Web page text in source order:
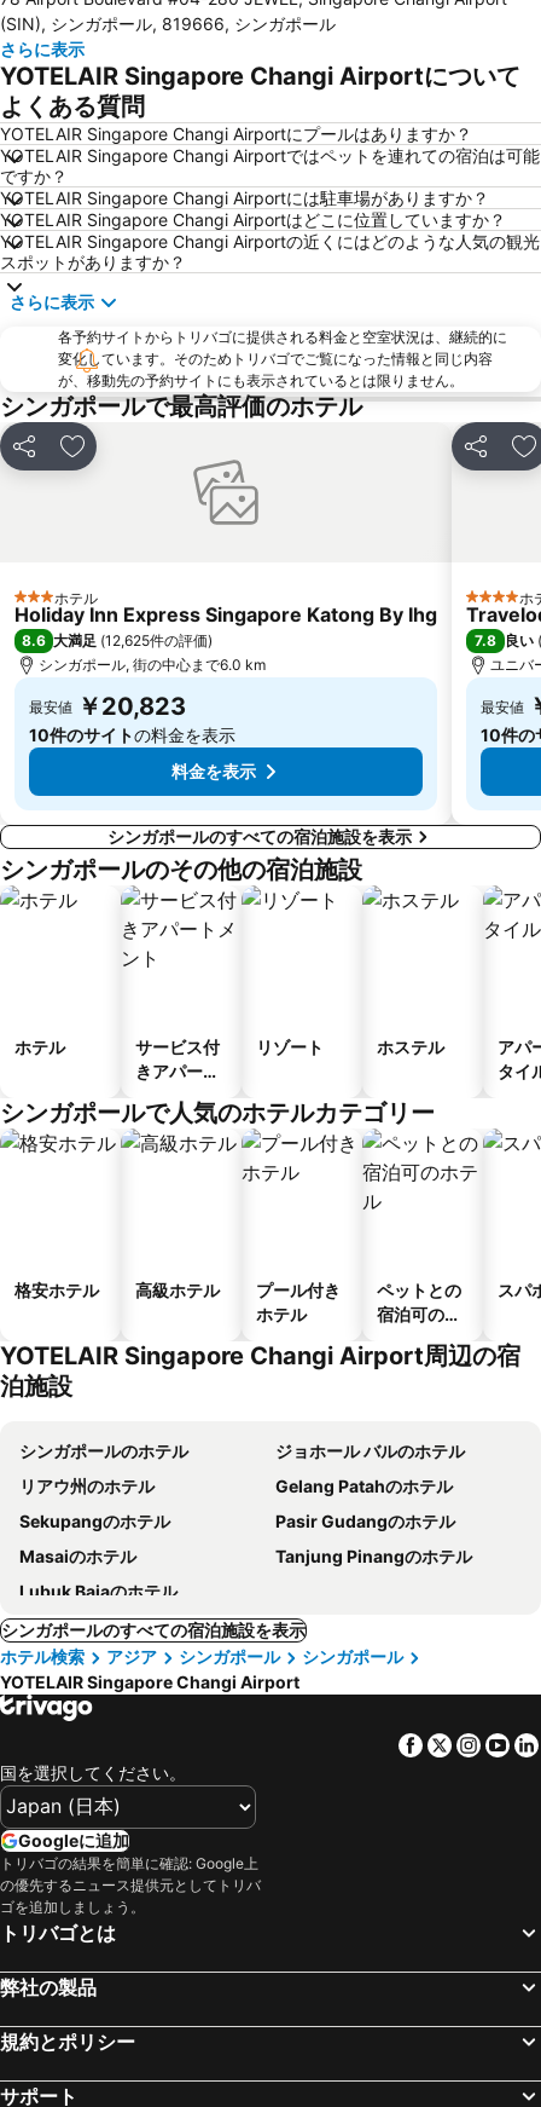
Marina Bay Sands SkyPark
Sentosa Skyline Luge & Skyride
リトルインディア
City Hall
Legoland Malaysia
City Hall Metro Station
Harbour Front Centre
シンガポール エキスポ
Novena MRT Station
ナイト サファリ
Ang Mo Kio - AMK
Somerset MRT
Bugis Village
Suntec City Mall
Lavender MRT Station
MRT - Mass Rapid Transport
シンガポール フライヤー
ガーデンズ バイ ザ ベイ
Buona Vista MRT Station
Paya Lebar MRT Station
Tanjong Pagar MRT Station
ION Orchard Singapore
Suntec Singapore International Convention & Exhibition Centre
Expo Metro Station
Rochor MRT
One North Singapore
(SIN), シンガポール, 819666, シンガポール
さらに表示
YOTELAIR Singapore Changi Airportについて
よくある質問
YOTELAIR Singapore Changi Airportにプールはありますか？
YOTELAIR Singapore Changi Airportではペットを連れての宿泊は可能
ですか？
YOTELAIR Singapore Changi Airportには駐車場がありますか？
YOTELAIR Singapore Changi Airportはどこに位置していますか？
YOTELAIR Singapore Changi Airportの近くにはどのような人気の観光
スポットがありますか？
さらに表示
各予約サイトからトリバゴに提供される料金と空室状況は、継続的に
変化しています。そのためトリバゴでご覧になった情報と同じ内容
が、移動先の予約サイトにも表示されているとは限りません。
シンガポールで最高評価のホテル
シェア お気に入りに追加
3 ホテルのランク
ホテル
Holiday Inn Express Singapore Katong By Ihg
8.6 大満足 (12,625件の評価)
シンガポール, 街の中心まで6.0 km
最安値 ￥20,823
10件のサイトの料金を表示
料金を表示
シェア
4 ホテル
ホ
7.8 良い (
ユニバ
最安値
10件の
シンガポールのすべての宿泊施設を表示
シンガポールのその他の宿泊施設
ホテル
サービス付
きアパート
リゾート ホステル
アパ
タイ
シンガポールで人気のホテルカテゴリー
格安ホテル 高級ホテル
プール付き
ホテル
ペットとの
宿泊可のホ
スパ
YOTELAIR Singapore Changi Airport周辺の宿
泊施設
シンガポールのホテル
ジョホール バルのホテル
リアウ州のホテル
Gelang Patahのホテル
Sekupangのホテル
Pasir Gudangのホテル
Masaiのホテル
Tanjung Pinangのホテル
Lubuk Bajaのホテル
シンガポールのすべての宿泊施設を表示
ホテル検索
アジア シンガポール
シンガポール
YOTELAIR Singapore Changi Airport
Facebook
Twitter
国を選択してください。
Googleに追加
トリバゴの結果を簡単に確認: Google上
の優先するニュース提供元としてトリバ
ゴを追加しましょう。
トリバゴとは
弊社の製品
規約とポリシー
サポート